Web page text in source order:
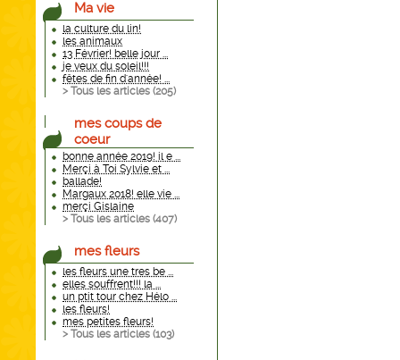
Ma vie
la culture du lin!
les animaux
13 Février! belle jour ...
je veux du soleil!!!
fêtes de fin d'année! ...
> Tous les articles (205)
mes coups de
coeur
bonne année 2019! il e ...
Merçi à Toi Sylvie et ...
ballade!
Margaux 2018! elle vie ...
merçi Gislaine
> Tous les articles (407)
mes fleurs
les fleurs une tres be ...
elles souffrent!!! la ...
un ptit tour chez Hélo ...
les fleurs!
mes petites fleurs!
> Tous les articles (103)